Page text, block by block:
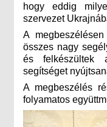
hogy eddig
szervezet
A
összes nagy
és felkészültek
segítséget
A megbeszélés
folyamatos